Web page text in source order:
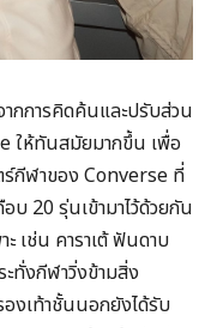
กการคิดค้นและปรับส่วน
ให้ทันสมัยมากขึ้น เพื่อ
ร์กีฬาของ Converse ที่
บ 20 รุ่นเข้ามาไว้ด้วยกัน
เช่น คาราเต้ ฟันดาบ
ทั่งกีฬาวิ่งข้ามสิ่ง
งเท้าชั้นนอกยังได้รับ